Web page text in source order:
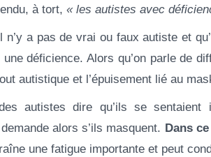
à tort, « les autistes avec
n’y a pas de vrai ou faux autiste et
déficience. Alors qu’on parle de
autistique et l’épuisement lié au
autistes dire qu’ils se
alors s’ils masquent. Dans
une fatigue importante et peut